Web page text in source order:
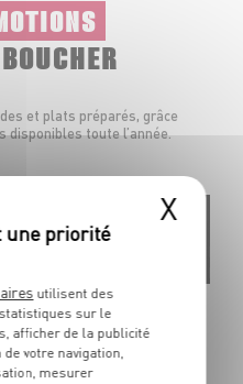
et plats préparés, grâce
toute l’année.
d'Espelette
X
utilisent des
sur le
afficher de la publicité
votre navigation,
mesurer